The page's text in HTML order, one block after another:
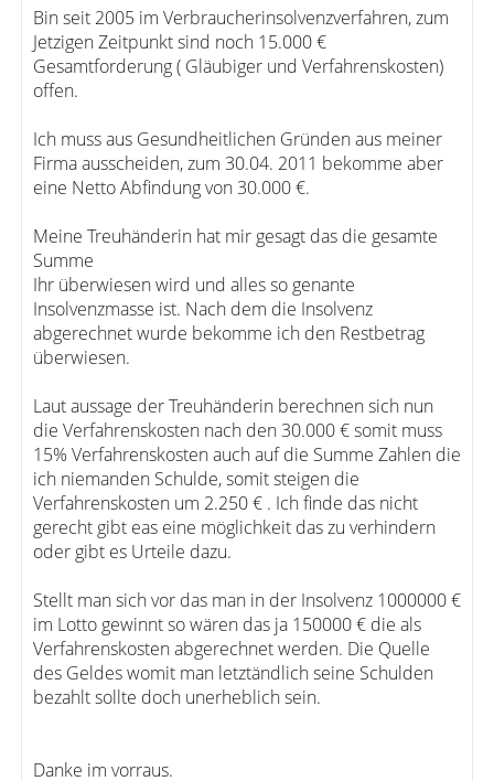
Bin seit 2005 im Verbraucherinsolvenzverfahren, zum
Jetzigen Zeitpunkt sind noch 15.000 €
Gesamtforderung ( Gläubiger und Verfahrenskosten)
offen.
Ich muss aus Gesundheitlichen Gründen aus meiner
Firma ausscheiden, zum 30.04. 2011 bekomme aber
eine Netto Abfindung von 30.000 €.
Meine Treuhänderin hat mir gesagt das die gesamte
Summe
Ihr überwiesen wird und alles so genante
Insolvenzmasse ist. Nach dem die Insolvenz
abgerechnet wurde bekomme ich den Restbetrag
überwiesen.
Laut aussage der Treuhänderin berechnen sich nun
die Verfahrenskosten nach den 30.000 € somit muss
15% Verfahrenskosten auch auf die Summe Zahlen die
ich niemanden Schulde, somit steigen die
Verfahrenskosten um 2.250 € . Ich finde das nicht
gerecht gibt eas eine möglichkeit das zu verhindern
oder gibt es Urteile dazu.
Stellt man sich vor das man in der Insolvenz 1000000 €
im Lotto gewinnt so wären das ja 150000 € die als
Verfahrenskosten abgerechnet werden. Die Quelle
des Geldes womit man letztändlich seine Schulden
bezahlt sollte doch unerheblich sein.
Danke im vorraus.